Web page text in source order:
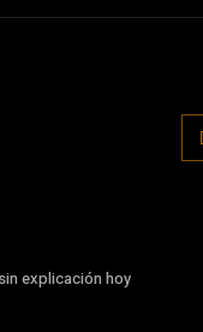
explicación hoy